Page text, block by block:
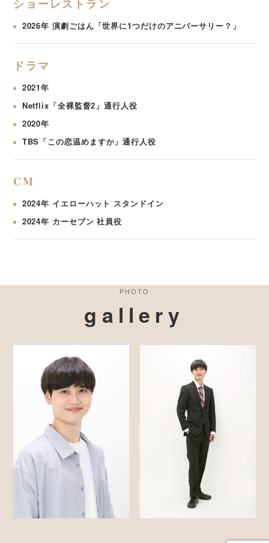
ショーレストラン
2026年 演劇ごはん「世界に1つだけのアニバーサリー？」
ドラマ
2021年
Netflix「全裸監督2」通行人役
2020年
TBS「この恋温めますか」通行人役
CM
2024年 イエローハット スタンドイン
2024年 カーセブン 社員役
PHOTO
gallery